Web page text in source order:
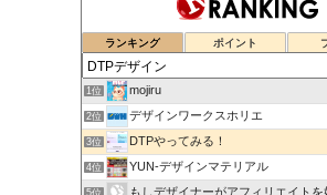
ランキング ポイント
1位 mojiru
2位 デザインワークスホリエ
3位 DTPやってみる！
4位 YUN-デザインマテリアル
もしデザイナーがアフィリエイトを